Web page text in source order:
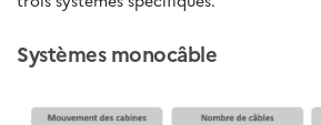
Systèmes monocâble